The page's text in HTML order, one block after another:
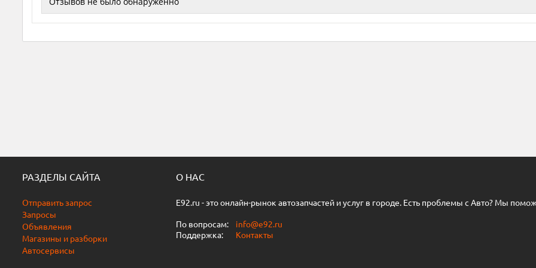
РАЗДЕЛЫ САЙТА
Отправить запрос
Запросы
Объявления
Магазины и разборки
Автосервисы
О НАС
E92.ru - это онлайн-рынок автозапчастей и услуг в городе. Есть проблемы с Авто? Мы
По вопросам: info@e92.ru
Поддержка: Контакты